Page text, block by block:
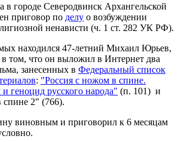
в городе Северодвинск Архангельской
приговор по делу о возбуждении
ненависти (ч. 1 ст. 282 УК РФ).
находился 47-летний Михаил Юрьев,
в том, что он выложил в Интернет два
занесенных в Федеральный список
: "Россия с ножом в спине.
геноцид русского народа" (п. 101) и
2" (766).
виновным и приговорил к 6 месяцам